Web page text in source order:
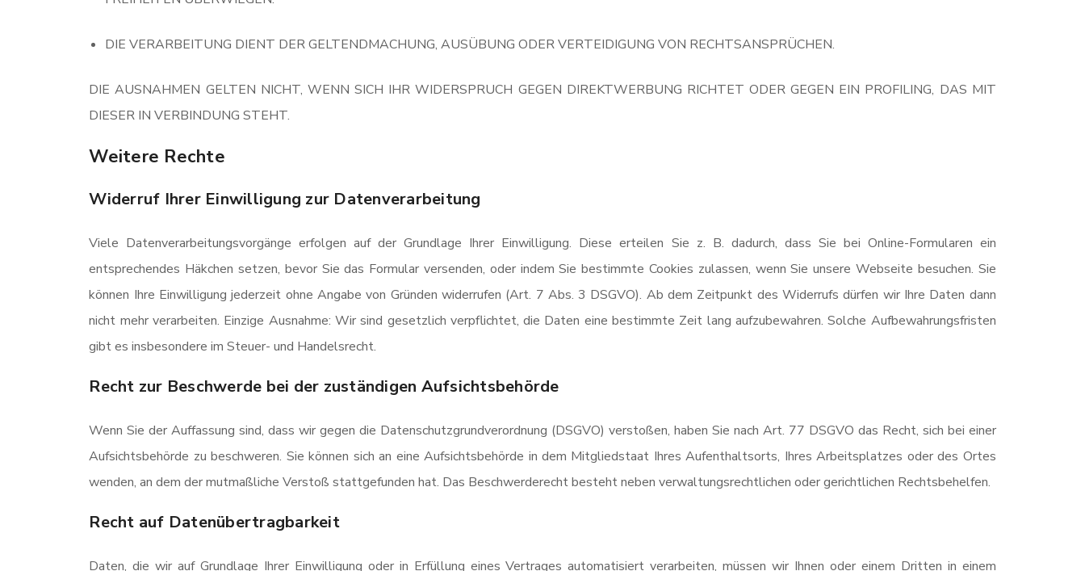
DIE VERARBEITUNG DIENT DER GELTENDMACHUNG, AUSÜBUNG ODER VERTEIDIGUNG VON RECHTSANSPRÜCHEN.
DIE AUSNAHMEN GELTEN NICHT, WENN SICH IHR WIDERSPRUCH GEGEN DIREKTWERBUNG RICHTET ODER GEGEN EIN PROFILING, DAS MIT
DIESER IN VERBINDUNG STEHT.
Weitere Rechte
Widerruf Ihrer Einwilligung zur Datenverarbeitung
Viele Datenverarbeitungsvorgänge erfolgen auf der Grundlage Ihrer Einwilligung. Diese erteilen Sie z. B. dadurch, dass Sie bei Online-Formularen ein
entsprechendes Häkchen setzen, bevor Sie das Formular versenden, oder indem Sie bestimmte Cookies zulassen, wenn Sie unsere Webseite besuchen. Sie
können Ihre Einwilligung jederzeit ohne Angabe von Gründen widerrufen (Art. 7 Abs. 3 DSGVO). Ab dem Zeitpunkt des Widerrufs dürfen wir Ihre Daten dann
nicht mehr verarbeiten. Einzige Ausnahme: Wir sind gesetzlich verpflichtet, die Daten eine bestimmte Zeit lang aufzubewahren. Solche Aufbewahrungsfristen
gibt es insbesondere im Steuer- und Handelsrecht.
Recht zur Beschwerde bei der zuständigen Aufsichtsbehörde
Wenn Sie der Auffassung sind, dass wir gegen die Datenschutzgrundverordnung (DSGVO) verstoßen, haben Sie nach Art. 77 DSGVO das Recht, sich bei einer
Aufsichtsbehörde zu beschweren. Sie können sich an eine Aufsichtsbehörde in dem Mitgliedstaat Ihres Aufenthaltsorts, Ihres Arbeitsplatzes oder des Ortes
wenden, an dem der mutmaßliche Verstoß stattgefunden hat. Das Beschwerderecht besteht neben verwaltungsrechtlichen oder gerichtlichen Rechtsbehelfen.
Recht auf Datenübertragbarkeit
Daten, die wir auf Grundlage Ihrer Einwilligung oder in Erfüllung eines Vertrages automatisiert verarbeiten, müssen wir Ihnen oder einem Dritten in einem